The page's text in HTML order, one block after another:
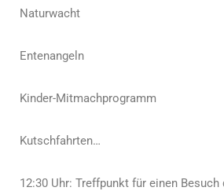
Naturwacht
Entenangeln
Kinder-Mitmachprogramm
Kutschfahrten…
12:30 Uhr: Treffpunkt für einen Besuch